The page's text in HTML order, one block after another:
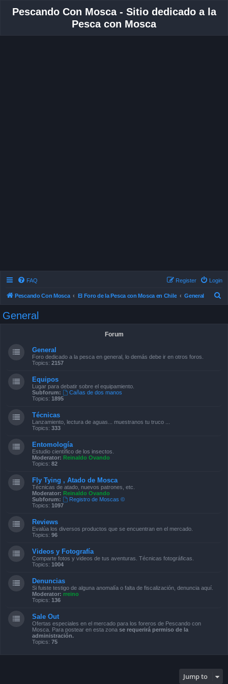
Pescando Con Mosca - Sitio dedicado a la
Pesca con Mosca
FAQ Login
Register
Pescando Con Mosca El Foro de la Pesca con Mosca en Chile General
General
Forum
General
Foro dedicado a la pesca en general, lo demás debe ir en otros foros.
Topics: 2157
Equipos
Lugar para debatir sobre el equipamiento.
Subforum:
Cañas de dos manos
Topics: 1895
Técnicas
Lanzamiento, lectura de aguas... muestranos tu truco ...
Topics: 333
Entomología
Estudio científico de los insectos.
Moderator: Reinaldo Ovando
Topics: 82
Fly Tying , Atado de Mosca
Técnicas de atado, nuevos patrones, etc.
Moderator: Reinaldo Ovando
Subforum:
Registro de Moscas ©
Topics: 1097
Reviews
Evalúa los diversos productos que se encuentran en el mercado.
Topics: 96
Videos y Fotografía
Comparte fotos y videos de tus aventuras. Técnicas fotográficas.
Topics: 1004
Denuncias
Si fuiste testigo de alguna anomalía o falta de fiscalización, denuncia aquí.
Moderator: rreino
Topics: 136
Sale Out
Ofertas especiales en el mercado para los foreros de Pescando con
Mosca. Para postear en esta zona se requerirá permiso de la
administración.
Topics: 75
Jump to